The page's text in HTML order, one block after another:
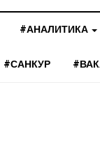
#АНАЛИТИКА
#САНКУР